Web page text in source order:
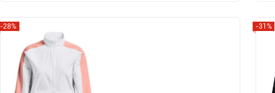
-28% -31%